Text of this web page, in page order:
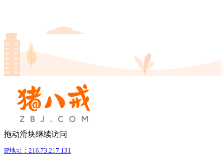
拖动滑块继续访问
IP地址：216.73.217.131